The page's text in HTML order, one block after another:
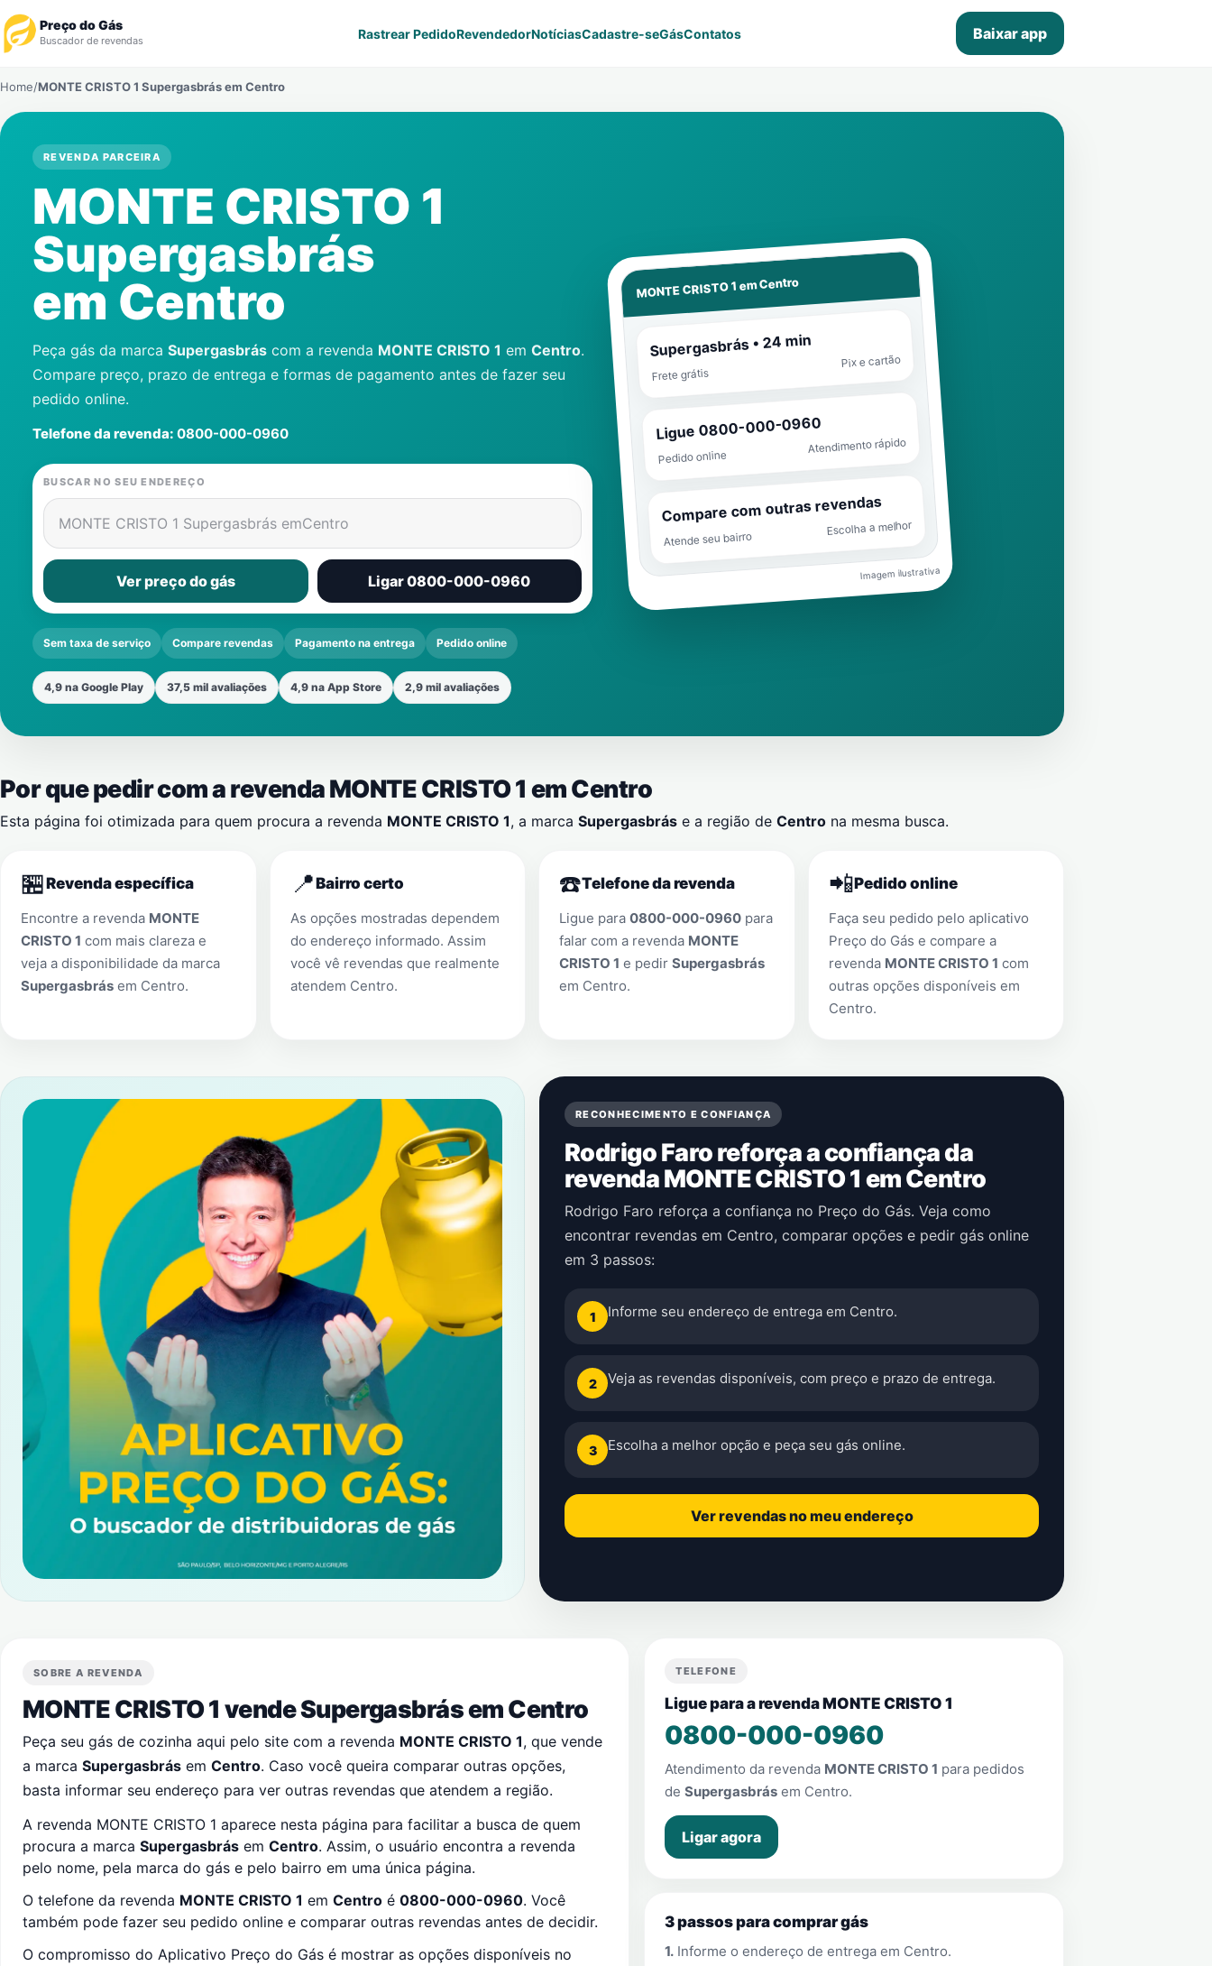
Preço do Gás
Buscador de revendas Rastrear PedidoRevendedorNotíciasCadastre-seGásContatos Baixar app
Revendedor
Notícias
Cadastre-se
Home/MONTE CRISTO 1 Supergasbrás em Centro
REVENDA PARCEIRA
MONTE CRISTO 1
Supergasbrás
emCentro
Peça gás da marca Supergasbrás com a revenda MONTE CRISTO 1 em Centro.
Compare preço, prazo de entrega e formas de pagamento antes de fazer seu
pedido online.
Telefone da revenda: 0800-000-0960
BUSCAR NO SEU ENDEREÇO
MONTE CRISTO 1 Supergasbrás emCentro
Ver preço do gás Ligar 0800-000-0960
Sem taxa de serviço Compare revendas Pagamento na entrega Pedido online
4,9 na Google Play 37,5 mil avaliações 4,9 na App Store 2,9 mil avaliações
MONTE CRISTO 1 emCentro
Supergasbrás • 24 min
Frete grátis
Pix e cartão
Ligue 0800-000-0960
Pedido online
Atendimento rápido
Compare com outras revendas
Atende seu bairro
Escolha a melhor
Imagem ilustrativa
Por que pedir com a revenda MONTE CRISTO 1 emCentro
Esta página foi otimizada para quem procura a revenda MONTE CRISTO 1, a marca Supergasbrás e a região de Centro na mesma busca.
🏪Revenda específica
Encontre a revenda MONTE
CRISTO 1 com mais clareza e
veja a disponibilidade da marca
Supergasbrás em Centro.
📍Bairro certo
As opções mostradas dependem
do endereço informado. Assim
você vê revendas que realmente
atendem Centro.
☎️Telefone da revenda
Ligue para 0800-000-0960 para
falar com a revenda MONTE
CRISTO 1 e pedir Supergasbrás
em Centro.
📲Pedido online
Faça seu pedido pelo aplicativo
Preço do Gás e compare a
revenda MONTE CRISTO 1 com
outras opções disponíveis em
Centro.
RECONHECIMENTO E CONFIANÇA
Rodrigo Faro reforça a confiança da
revenda MONTE CRISTO 1 em Centro
Rodrigo Faro reforça a confiança no Preço do Gás. Veja como
encontrar revendas em Centro, comparar opções e pedir gás online
em 3 passos:
1 Informe seu endereço de entrega em Centro.
2 Veja as revendas disponíveis, com preço e prazo de entrega.
3 Escolha a melhor opção e peça seu gás online.
Ver revendas no meu endereço
SOBRE A REVENDA
MONTE CRISTO 1 vende Supergasbrás emCentro
Peça seu gás de cozinha aqui pelo site com a revenda MONTE CRISTO 1, que vende
a marca Supergasbrás em Centro. Caso você queira comparar outras opções,
basta informar seu endereço para ver outras revendas que atendem a região.
A revenda MONTE CRISTO 1 aparece nesta página para facilitar a busca de quem
procura a marca Supergasbrás em Centro. Assim, o usuário encontra a revenda
pelo nome, pela marca do gás e pelo bairro em uma única página.
O telefone da revenda MONTE CRISTO 1 em Centro é 0800-000-0960. Você
também pode fazer seu pedido online e comparar outras revendas antes de decidir.
O compromisso do Aplicativo Preço do Gás é mostrar as opções disponíveis no
TELEFONE
Ligue para a revenda MONTE CRISTO 1
0800-000-0960
Atendimento da revenda MONTE CRISTO 1 para pedidos
deSupergasbrás em Centro.
Ligar agora
3 passos para comprar gás
1. Informe o endereço de entrega em Centro.